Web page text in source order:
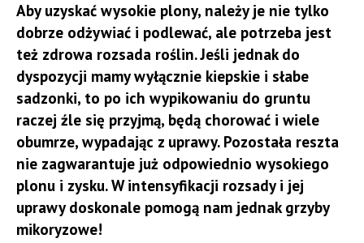
Aby uzyskać wysokie plony, należy je nie tylko
dobrze odżywiać i podlewać, ale potrzeba jest
też zdrowa rozsada roślin. Jeśli jednak do
dyspozycji mamy wyłącznie kiepskie i słabe
sadzonki, to po ich wypikowaniu do gruntu
raczej źle się przyjmą, będą chorować i wiele
obumrze, wypadając z uprawy. Pozostała reszta
nie zagwarantuje już odpowiednio wysokiego
plonu i zysku. W intensyfikacji rozsady i jej
uprawy doskonale pomogą nam jednak grzyby
mikoryzowe!